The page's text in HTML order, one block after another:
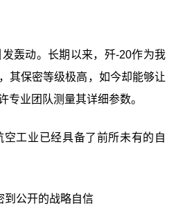
轰动。长期以来，歼-20作为我
其保密等级极高，如今却能够让
专业团队测量其详细参数。
工业已经具备了前所未有的自
到公开的战略自信